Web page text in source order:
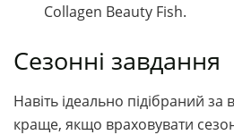
Collagen Beauty Fish.
Сезонні завдання
Навіть ідеально підібраний
краще, якщо враховувати